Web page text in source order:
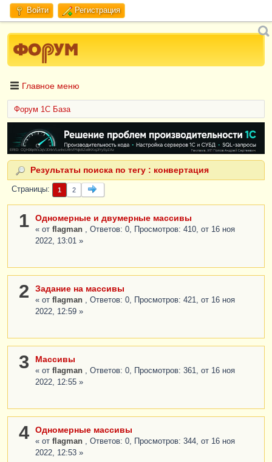
Войти Регистрация
Главное меню
Форум 1C База
ERID: CQH36pWzJqVJD4xVLsnhcU4hVPNjkBZe8KKxjJiYySyZAz
Результаты поиска по тегу : конвертация
Страницы 1 2
1 Одномерные и двумерные массивы
« от flagman
, Ответов: 0, Просмотров: 410, от 16 ноя
2022, 13:01 »
2 Задание на массивы
« от flagman
, Ответов: 0, Просмотров: 421, от 16 ноя
2022, 12:59 »
3 Массивы
« от flagman
, Ответов: 0, Просмотров: 361, от 16 ноя
2022, 12:55 »
4 Одномерные массивы
« от flagman
, Ответов: 0, Просмотров: 344, от 16 ноя
2022, 12:53 »